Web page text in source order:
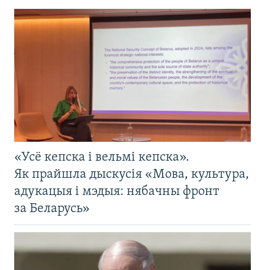
«Усё кепска і вельмі кепска».
Як прайшла дыскусія «Мова, культура,
адукацыя і мэдыя: нябачны фронт
за Беларусь»